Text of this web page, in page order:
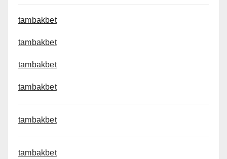
tambakbet
tambakbet
tambakbet
tambakbet
tambakbet
tambakbet